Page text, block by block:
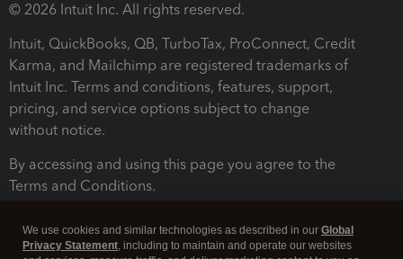
© 2026 Intuit Inc. All rights reserved.
Intuit, QuickBooks, QB, TurboTax, ProConnect, Credit
Karma, and Mailchimp are registered trademarks of
Intuit Inc. Terms and conditions, features, support,
pricing, and service options subject to change
without notice.
By accessing and using this page you agree to the
Terms and Conditions.
We use cookies and similar technologies as described in our Global
Privacy Statement, including to maintain and operate our websites